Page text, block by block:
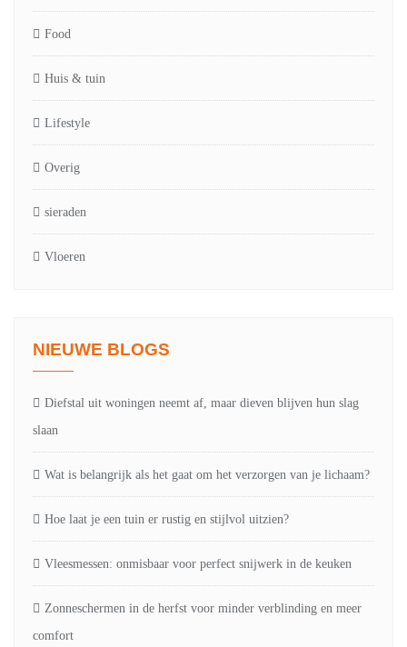
Food
Huis & tuin
Lifestyle
Overig
sieraden
Vloeren
NIEUWE BLOGS
Diefstal uit woningen neemt af, maar dieven blijven hun slag
slaan
Wat is belangrijk als het gaat om het verzorgen van je lichaam?
Hoe laat je een tuin er rustig en stijlvol uitzien?
Vleesmessen: onmisbaar voor perfect snijwerk in de keuken
Zonneschermen in de herfst voor minder verblinding en meer
comfort